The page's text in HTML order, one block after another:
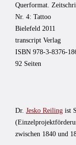
Querformat.
Nr. 4: Tattoo
Bielefeld 2011
transcript Verlag
ISBN 978-3-8376-
92 Seiten
Dr. Jesko Reiling ist
zwischen 1840 und